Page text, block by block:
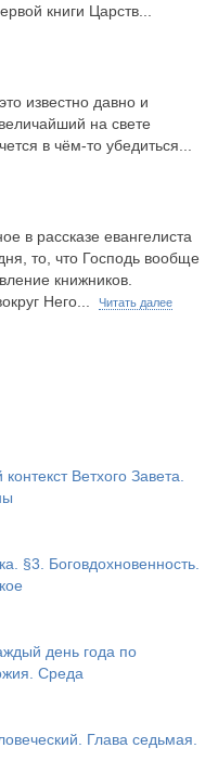
книги Царств...
известно давно и
на свете
в чём-то убедиться...
в рассказе евангелиста
то, что Господь вообще
книжников.
Него...
Читать далее
Ветхого Завета.
§3. Боговдохновенность.
день года по
Среда
Глава седьмая.